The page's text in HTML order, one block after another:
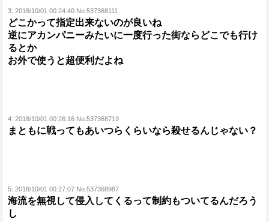
3: 2018/10/01 00:24:40 No.537368111
どこかって指定出来ないのが良いね
逆にアカンパニーみたいに一度行った街ならどこでも行け
るとか
お外で使うと超便利だよね
4: 2018/10/01 00:26:16 No.537368719
まともに戦ってもあいつらくらいなら殺せるんじゃない？
5: 2018/10/01 00:27:07 No.537368987
海流を無視して侵入してくるって制約もついてるんだろう
し